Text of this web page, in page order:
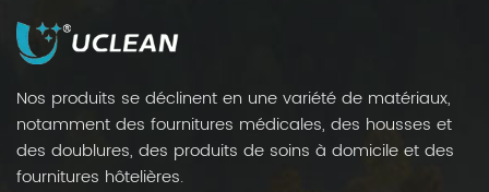
Nos produits se déclinent en une variété de matériaux,
notamment des fournitures médicales, des housses et
des doublures, des produits de soins à domicile et des
fournitures hôtelières.